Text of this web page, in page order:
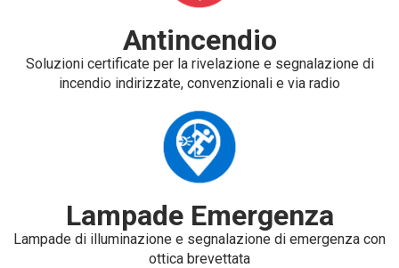
Antincendio
Soluzioni certificate per la rivelazione e segnalazione di
incendio indirizzate, convenzionali e via radio
Lampade Emergenza
Lampade di illuminazione e segnalazione di emergenza con
ottica brevettata